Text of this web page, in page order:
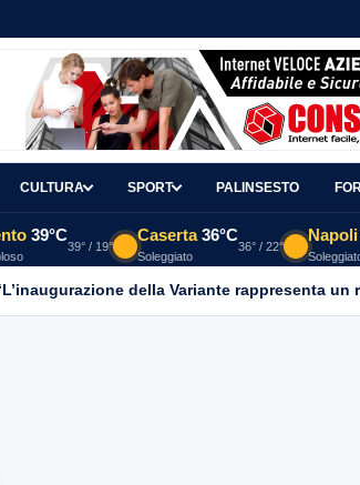
CULTURA SPORT PALINSESTO
39°C
39° / 19°
Caserta 36°C
Soleggiato
36° / 22°
Napoli
della Variante rappresenta